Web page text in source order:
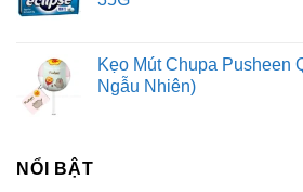
Kẹo Mút Chupa Pusheen
Ngẫu Nhiên)
NỔI BẬT